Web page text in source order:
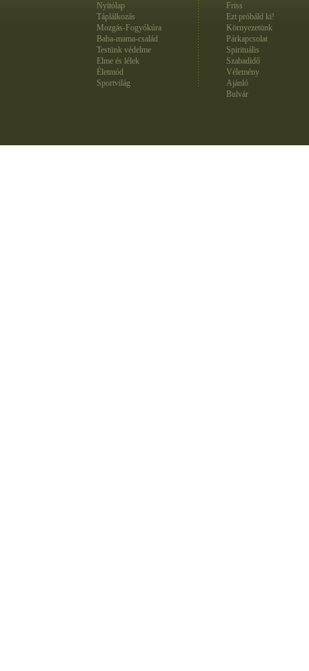
Nyitólap
Táplálkozás
Mozgás-Fogyókúra
Baba-mama-család
Testünk védelme
Elme és lélek
Életmód
Sportvilág
Friss
Ezt próbáld ki!
Környezetünk
Párkapcsolat
Spirituális
Szabadidő
Vélemény
Ajánló
Bulvár